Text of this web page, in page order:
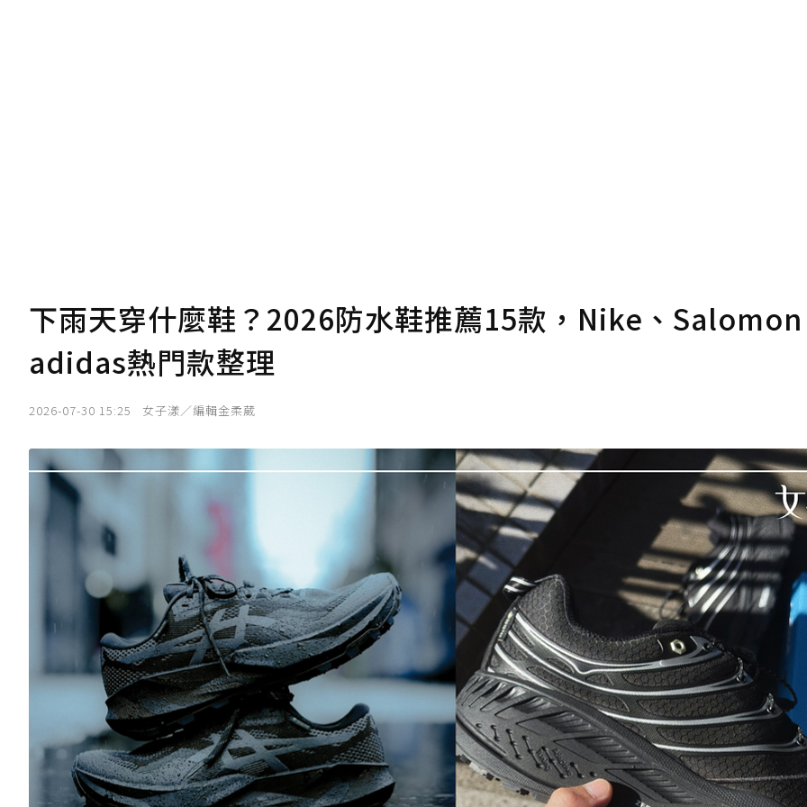
下雨天穿什麼鞋？2026防水鞋推薦15款，Nike、
adidas熱門款整理
2026-07-30 15:25 女子漾／編輯金柔葳